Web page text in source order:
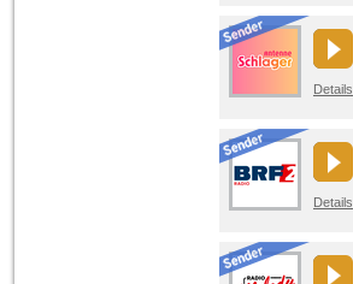
Details
Details